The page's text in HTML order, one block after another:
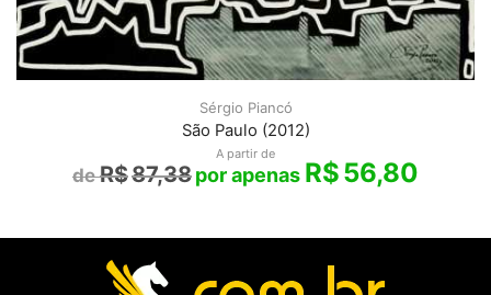
Sérgio Piancó
São Paulo (2012)
A partir de
R$87,38 R$56,80